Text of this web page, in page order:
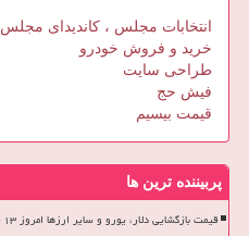
انتخابات مجلس ، کاندیدای مجلس
خرید و فروش خودرو
طراحی سایت
فیش حج
قیمت بیسیم
پربیننده ترین ها
قیمت بازگشایی دلار، یورو و سایر ارزها امروز ۱۳ خرداد ۱۴۰۵ بهمراه جدول